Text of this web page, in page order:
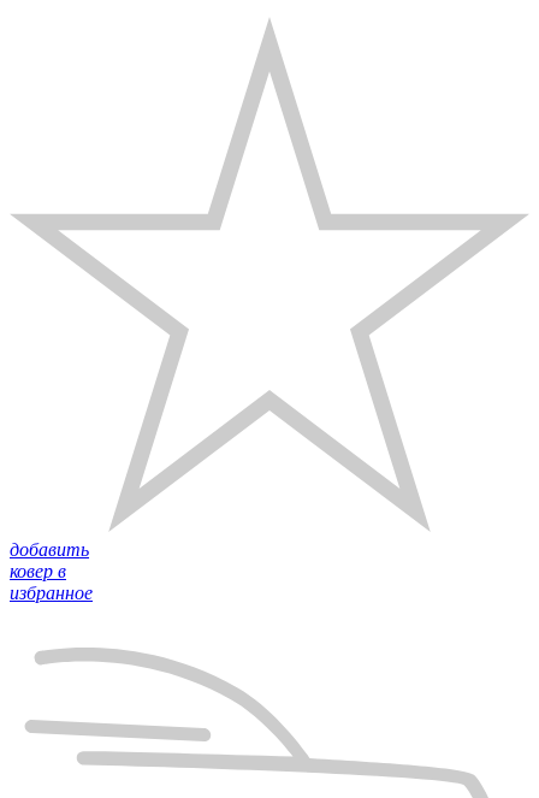
добавить
ковер в
избранное